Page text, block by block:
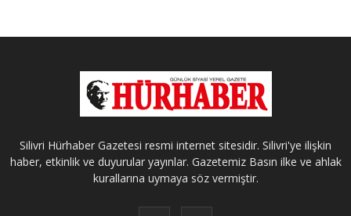
Silivri Hürhaber Gazetesi resmi internet sitesidir. Silivri'ye ilişkin
haber, etkinlik ve duyurular yayınlar. Gazetemiz Basın ilke ve ahlak
kurallarına uymaya söz vermiştir.